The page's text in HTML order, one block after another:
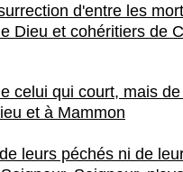
d'entre les
Dieu et cohéritiers de
celui qui court, mais
et à Mammon
leurs péchés ni de